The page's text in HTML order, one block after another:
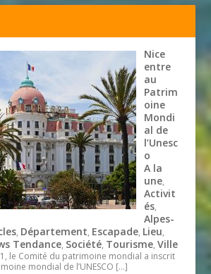
Nice
entre
au
Patrim
oine
Mondi
al de
l’Unesc
o
A la
une,
Activit
és,
Alpes-
, Département, Escapade, Lieu,
Tendance, Société, Tourisme,Ville
le Comité du patrimoine mondial a inscrit
mondial de l’UNESCO […]